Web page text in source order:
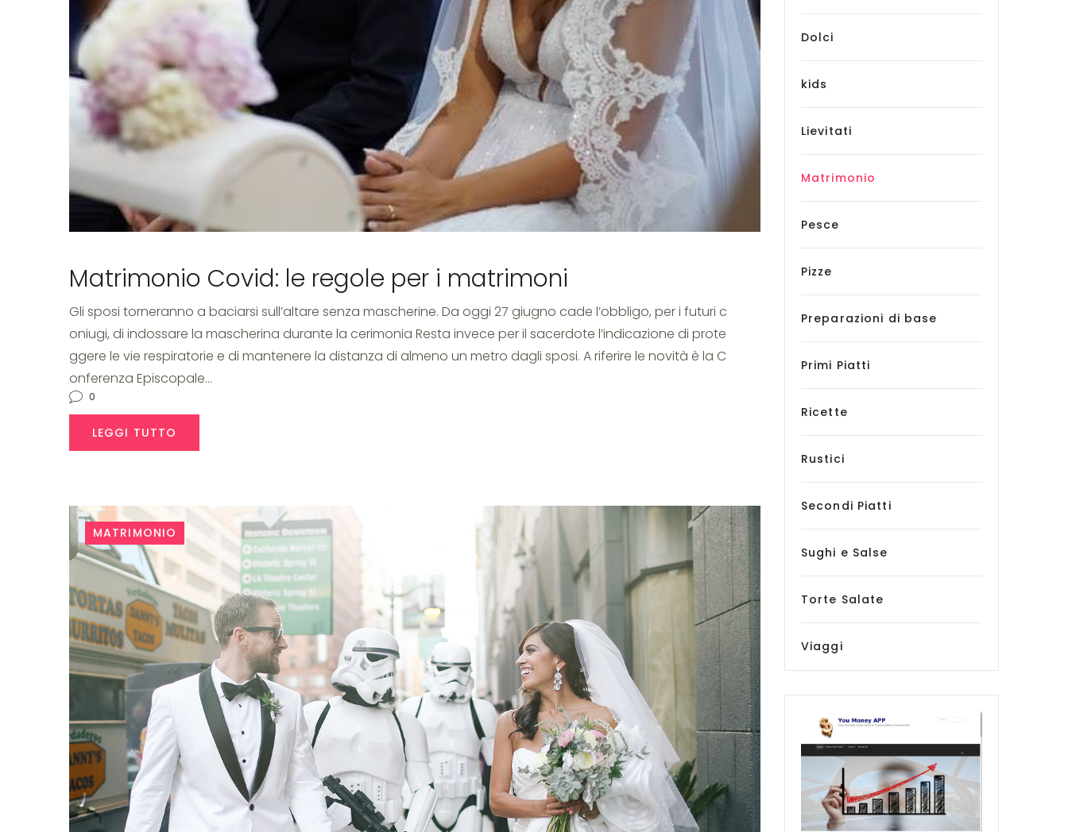
Matrimonio Covid: le regole per i matrimoni
Gli sposi torneranno a baciarsi sull’altare senza mascherine. Da oggi 27 giugno cade l’obbligo, per i futuri c
oniugi, di indossare la mascherina durante la cerimonia Resta invece per il sacerdote l’indicazione di prote
ggere le vie respiratorie e di mantenere la distanza di almeno un metro dagli sposi. A riferire le novità è la C
onferenza Episcopale…
0
LEGGI TUTTO
MATRIMONIO
Dolci
kids
Lievitati
Matrimonio
Pesce
Pizze
Preparazioni di base
Primi Piatti
Ricette
Rustici
Secondi Piatti
Sughi e Salse
Torte Salate
Viaggi